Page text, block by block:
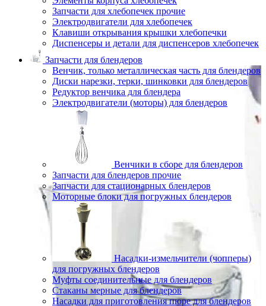
Запчасти для хлебопечек прочие
Электродвигатели для хлебопечек
Клавиши открывания крышки хлебопечки
Диспенсеры и детали для диспенсеров хлебопечек
Запчасти для блендеров
Венчик, только металлическая часть для блендеров
Диски нарезки, терки, шинковки для блендеров
Редуктор венчика для блендера
Электродвигатели (моторы) для блендеров
Венчики в сборе для блендеров
Запчасти для блендеров прочие
Запчасти для стационарных блендеров
Моторные блоки для погружных блендеров
Насадки-измельчители (чопперы)
для погружных блендеров
Муфты соединительные для блендеров
Стаканы мерные для блендеров
Насадки для приготовления пюре для блендеров